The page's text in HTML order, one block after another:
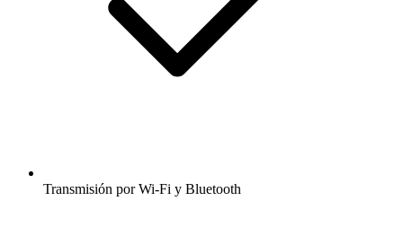
Transmisión por Wi-Fi y Bluetooth